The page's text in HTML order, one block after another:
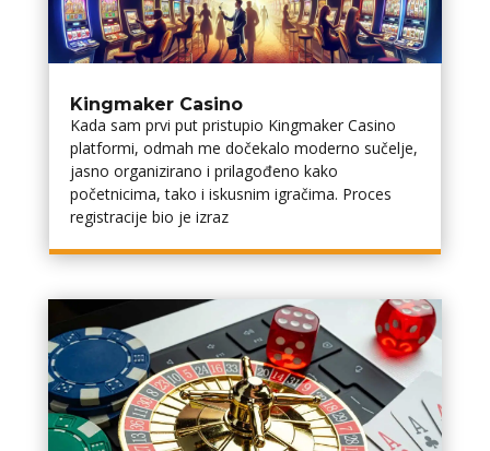
Kingmaker Casino
Kada sam prvi put pristupio Kingmaker Casino
platformi, odmah me dočekalo moderno sučelje,
jasno organizirano i prilagođeno kako
početnicima, tako i iskusnim igračima. Proces
registracije bio je izraz